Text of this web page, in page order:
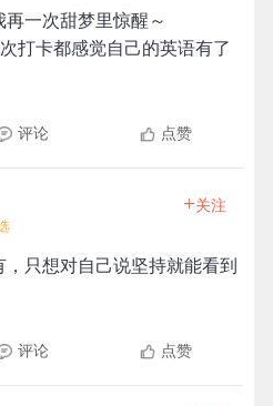
一次甜梦里惊醒～
打卡都感觉自己的英语有了
评论 点赞
+关注
只想对自己说坚持就能看到
评论 点赞